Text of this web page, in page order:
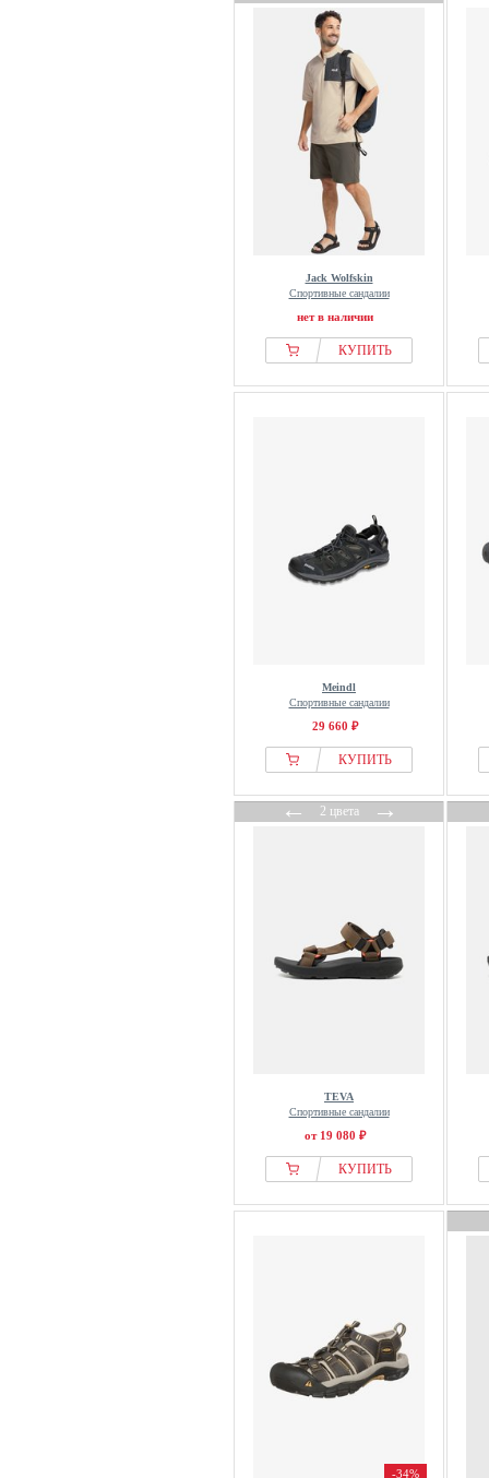
Jack Wolfskin
Спортивные сандалии
нет в наличии
КУПИТЬ
Meindl
Спортивные сандалии
29 660 ₽
КУПИТЬ
←2 цвета→
TEVA
Спортивные сандалии
от 19 080 ₽
КУПИТЬ
-34%